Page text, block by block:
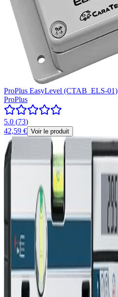
ProPlus EasyLevel (CTAB_ELS-01)
ProPlus
5.0 (73)
42,59 € Voir le produit